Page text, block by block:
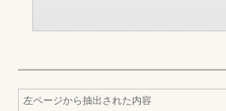
左ページから抽出された内容